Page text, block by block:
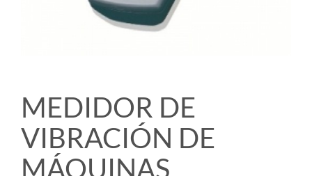
MEDIDOR DE
VIBRACIÓN DE
MÁQUINAS